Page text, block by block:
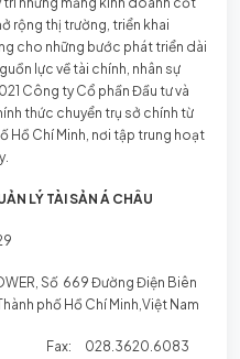
rộng thị trường, triển khai
cho những bước phát triển dài
lực về tài chính, nhân sự
Công ty Cổ phần Đầu tư và
thức chuyển trụ sở chính từ
Hồ Chí Minh, nơi tập trung hoạt
LÝ TÀI SẢN Á CHÂU
Số 669 Đường Điện Biên
phố Hồ Chí Minh,Việt Nam
Fax: 028.3620.6083